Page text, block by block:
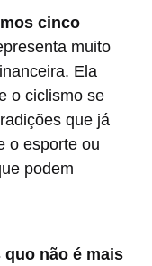
cinco
muito
Ela
o ciclismo se
que já
o esporte ou
podem
quo não é mais